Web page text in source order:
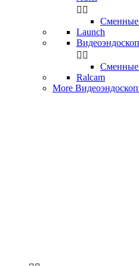
 
Сменные
Launch
 
Сменные
Ralcam
More